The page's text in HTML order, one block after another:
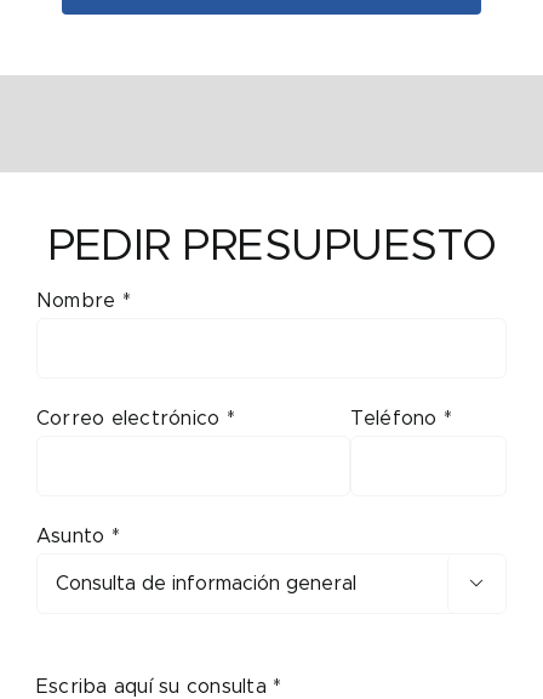
PEDIR PRESUPUESTO
Nombre *
Correo electrónico * Teléfono *
Asunto *

Escriba aquí su consulta *